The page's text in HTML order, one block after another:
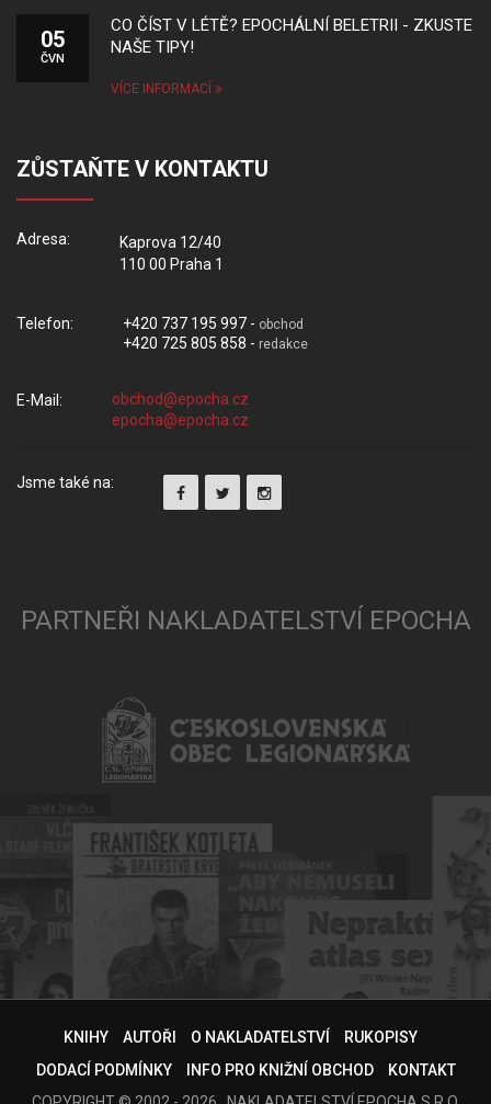
05
ČVN
CO ČÍST V LÉTĚ? EPOCHÁLNÍ BELETRII - ZKUSTE
NAŠE TIPY!
VÍCE INFORMACÍ
ZŮSTAŇTE V KONTAKTU
Adresa:
Kaprova 12/40
110 00 Praha 1
Telefon: +420 737 195 997 - obchod
+420 725 805 858 - redakce
E-Mail:
Jsme také na:
PARTNEŘI NAKLADATELSTVÍ EPOCHA
KNIHY AUTOŘI O NAKLADATELSTVÍ
RUKOPISY
DODACÍ PODMÍNKY
INFO PRO KNIŽNÍ OBCHOD
KONTAKT